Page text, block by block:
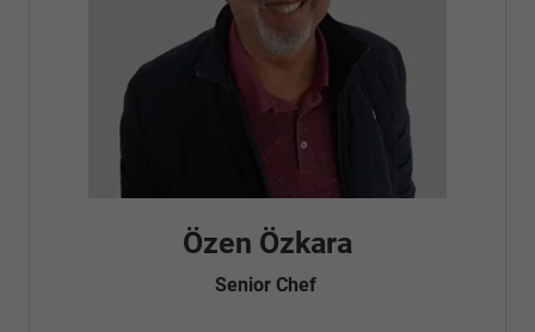
Fatma Özyürek Oguz
Automobilkaufrau -